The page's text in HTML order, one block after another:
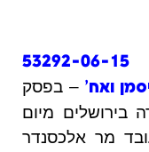
ע"ע 42510-06-15 ו ע"ע 53292-06-15
ואח'– בפסק
בירושלים מיום
מר אלכסנדר